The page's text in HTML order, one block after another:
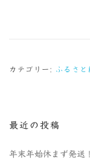
カテゴリー: ふるさと
最近の投稿
年末年始休まず発